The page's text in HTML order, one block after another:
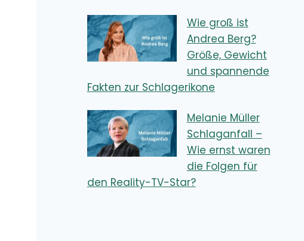
Wie groß ist
Andrea Berg?
Größe, Gewicht
und spannende
Fakten zur Schlagerikone
Melanie Müller
Schlaganfall –
Wie ernst waren
die Folgen für
den Reality-TV-Star?